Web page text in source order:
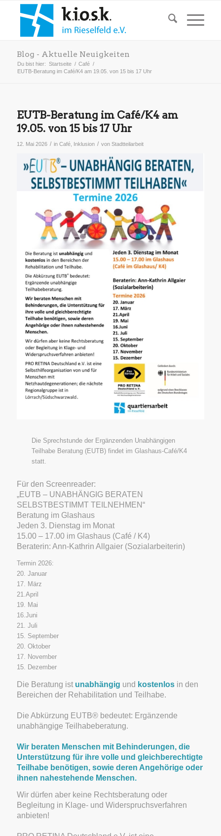
Blog - Aktuelle Neuigkeiten
Du bist hier: Startseite / Café /
EUTB-Beratung im Café/K4 am 19.05. von 15 bis 17 Uhr
EUTB-Beratung im Café/K4 am
19.05. von 15 bis 17 Uhr
12. Mai 2026 / in Café, Inklusion / von Stadtteilarbeit
Die Sprechstunde der Ergänzenden Unabhängigen
Teilhabe Beratung (EUTB) findet im Glashaus-Café/K4
statt.
Für den Screenreader:
„EUTB – UNABHÄNGIG BERATEN
SELBSTBESTIMMT TEILNEHMEN“
Beratung im Glashaus
Jeden 3. Dienstag im Monat
15.00 – 17.00 im Glashaus (Café / K4)
Beraterin: Ann-Kathrin Allgaier (Sozialarbeiterin)
Termin 2026:
20. Januar
17. März
21.April
19. Mai
16.Juni
21. Juli
15. September
20. Oktober
17. November
15. Dezember
Die Beratung ist unabhängig und kostenlosin den
Bereichen der Rehabilitation und Teilhabe.
Die Abkürzung EUTB® bedeutet: Ergänzende
unabhängige Teilhabeberatung.
Wir beraten Menschen mit Behinderungen, die
Unterstützung für ihre volle und gleichberechtigte
Teilhabe benötigen, sowie deren Angehörige oder
ihnen nahestehende Menschen.
Wir dürfen aber keine Rechtsberatung oder
Begleitung in Klage- und Widerspruchsverfahren
anbieten!